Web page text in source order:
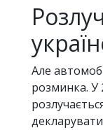
Але
розминка. У